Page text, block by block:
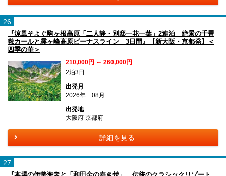
26
『涼風そよぐ駒ヶ根高原「二人静・別邸一花一葉」2連泊 絶景の千畳
敷カールと霧ヶ峰高原ビーナスライン 3日間』【新大阪・京都発】＜
四季の華＞
210,000円 ～ 260,000円
2泊3日
出発月
2026年 08月
出発地
大阪府 京都府
詳細を見る
27